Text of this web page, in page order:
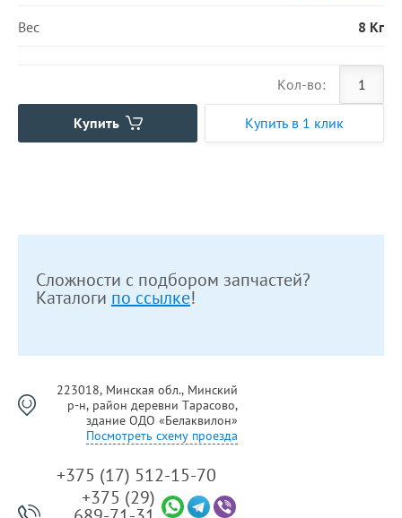
Вес 8 Кг
Кол-во:
Купить Купить в 1 клик
Сложности с подбором запчастей?
Каталоги по ссылке!
223018, Минская обл., Минский
р-н, район деревни Тарасово,
здание ОДО «Белаквилон»
Посмотреть схему проезда
+375 (17) 512-15-70
+375 (29)